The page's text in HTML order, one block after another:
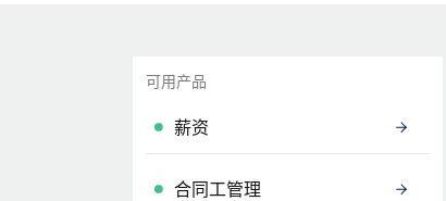
可用产品
薪资
合同工管理